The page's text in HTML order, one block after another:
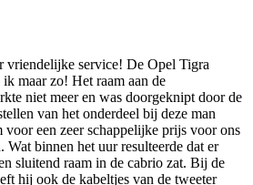
vriendelijke service! De Opel Tigra
maar zo! Het raam aan de
niet meer en was doorgeknipt door de
van het onderdeel bij deze man
voor een zeer schappelijke prijs voor ons
Wat binnen het uur resulteerde dat er
sluitend raam in de cabrio zat. Bij de
hij ook de kabeltjes van de tweeter